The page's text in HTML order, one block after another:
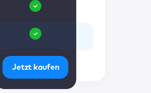
Jetzt kaufen